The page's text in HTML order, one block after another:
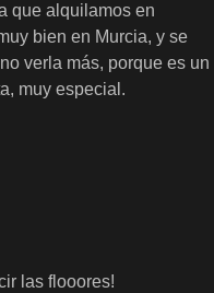
que alquilamos en
bien en Murcia, y se
verla más, porque es un
muy especial.
las flooores!